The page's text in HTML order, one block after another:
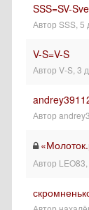
SSS=SV-
Автор SSS 5
V-S=V-S
Автор V-S 3
Автор
Автор LEO83